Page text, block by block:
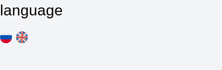
language